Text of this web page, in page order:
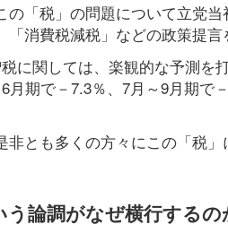
の「税」の問題について立党
消費税減税」などの政策提言
に関しては、楽観的な予測を
月期で－7.3％、7月～9月期
非とも多くの方々にこの「税
論調がなぜ横行するの